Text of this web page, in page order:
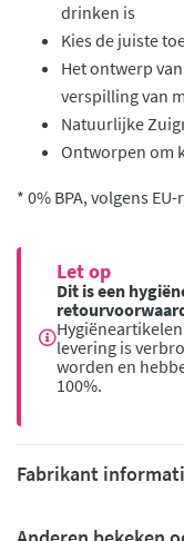
drinken is
Kies de juiste
Het ontwerp
verspilling van
Natuurlijke
Ontworpen om
* 0% BPA, volgens
Let op
Dit is een
levering is
worden en
100%.
Fabrikant